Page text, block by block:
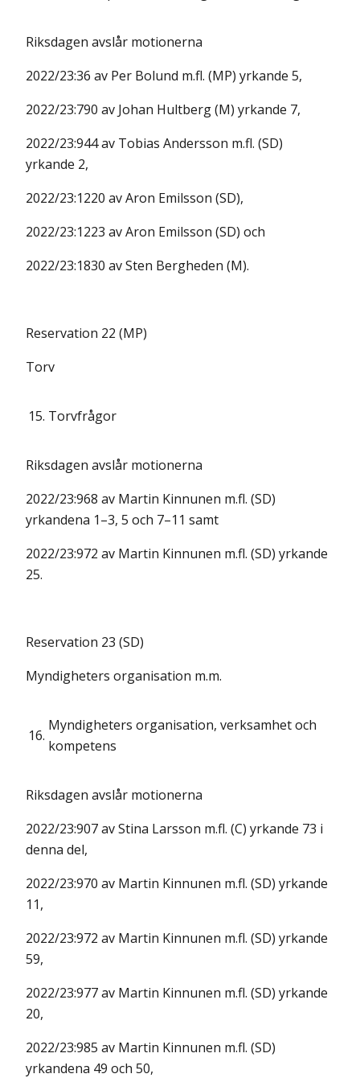
Riksdagen avslår motionerna
2022/23:36 av Per Bolund m.fl. (MP) yrkande 5,
2022/23:790 av Johan Hultberg (M) yrkande 7,
2022/23:944 av Tobias Andersson m.fl. (SD)
yrkande 2,
2022/23:1220 av Aron Emilsson (SD),
2022/23:1223 av Aron Emilsson (SD) och
2022/23:1830 av Sten Bergheden (M).
Reservation 22 (MP)
Torv
15. Torvfrågor
Riksdagen avslår motionerna
2022/23:968 av Martin Kinnunen m.fl. (SD)
yrkandena 1–3, 5 och 7–11 samt
2022/23:972 av Martin Kinnunen m.fl. (SD) yrkande
25.
Reservation 23 (SD)
Myndigheters organisation m.m.
16.
Myndigheters organisation, verksamhet och
kompetens
Riksdagen avslår motionerna
2022/23:907 av Stina Larsson m.fl. (C) yrkande 73 i
denna del,
2022/23:970 av Martin Kinnunen m.fl. (SD) yrkande
11,
2022/23:972 av Martin Kinnunen m.fl. (SD) yrkande
59,
2022/23:977 av Martin Kinnunen m.fl. (SD) yrkande
20,
2022/23:985 av Martin Kinnunen m.fl. (SD)
yrkandena 49 och 50,